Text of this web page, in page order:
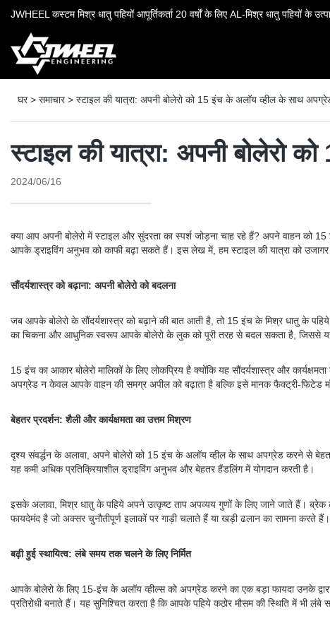
JWHEEL कस्टम मिश्र धातु पहियों आपूर्तिकर्ता 20 वर्षों के लिए AL-मिश्र धातु पहियों के
घर> समाचार> स्टाइल की यात्रा: अपनी बोलेरो को 15 इंच के अलॉय व्हील के साथ
स्टाइल की यात्रा: अपनी बोलेरो
2024/06/16
क्या आप अपनी बोलेरो में स्टाइल और सुंदरता का स्पर्श जोड़ना चाह रहे हैं? अपने वाहन
आपके ड्राइविंग अनुभव को काफी बढ़ा सकते हैं। इस लेख में, हम स्टाइल की यात्रा को
सौंदर्यशास्त्र को बढ़ाना: अपनी बोलेरो को बदलना
जब आपके बोलेरो के सौंदर्यशास्त्र को बढ़ाने की बात आती है, तो 15 इंच के मिश्र धातु के
का चिकना और आधुनिक स्वरूप आपके बोलेरो के लुक को पूरी तरह से बदल सकता है, जिससे
15 इंच का आकार बोलेरो मालिकों के लिए लोकप्रिय है क्योंकि यह सौंदर्यशास्त्र और
अपग्रेड न केवल आपके वाहन की समग्र अपील को बढ़ाता है बल्कि इसे मानक फैक्ट्री-फिटेड
बेहतर प्रदर्शन: शैली और कार्यक्षमता का उत्तम मिश्रण
दृश्य संवर्द्धन के अलावा, अपने बोलेरो को 15 इंच के अलॉय व्हील के साथ अपग्रेड करने से
यह कमी अधिक प्रतिक्रियाशील ड्राइविंग अनुभव और बेहतर हैंडलिंग में योगदान करती है।
इसके अलावा, मिश्र धातु के पहिये अपने उत्कृष्ट ताप अपव्यय गुणों के लिए जाने जाते हैं।
फायदेमंद है जो अक्सर चुनौतीपूर्ण इलाकों पर गाड़ी चलाते हैं या खड़ी ढलान का सामना करते हैं।
बढ़ी हुई स्थायित्व: लंबे समय तक चलने के लिए निर्मित
आपके बोलेरो के लिए 15-इंच के अलॉय व्हील्स को अपग्रेड करने का एक बड़ा फायदा उनके
प्रतिरोधी बनाते हैं। यह सुनिश्चित करता है कि आपके पहिये कठोर मौसम की स्थिति में भी